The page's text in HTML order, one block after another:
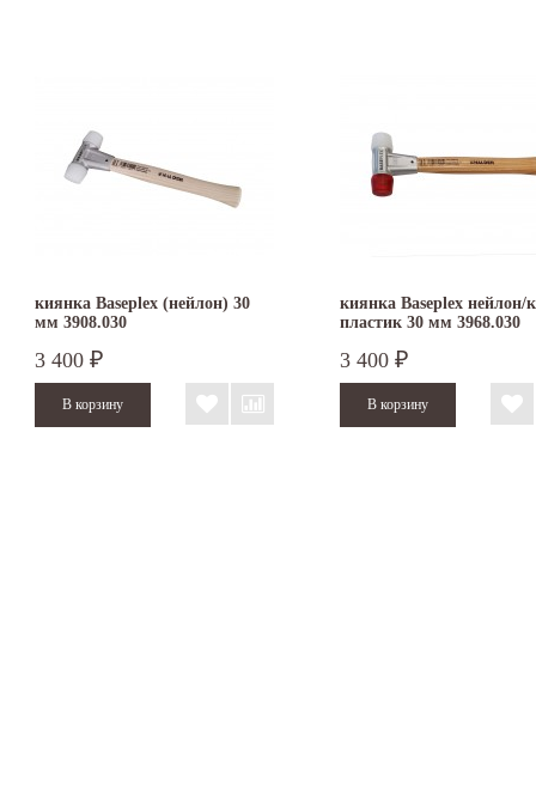
киянка Baseplex (нейлон) 30
мм 3908.030
3 400 ₽
киянка Baseplex нейлон/
пластик 30 мм 3968.030
3 400 ₽